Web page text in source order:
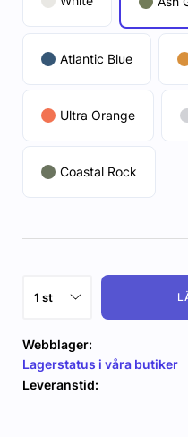
Atlantic Blue
Ultra Orange
Coastal Rock
Webblager:
Lagerstatus i våra butiker
Leveranstid: